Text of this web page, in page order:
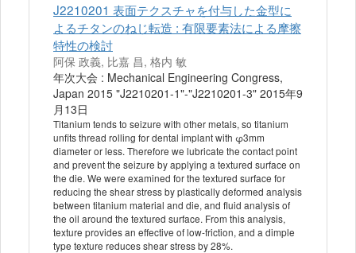
J2210201 表面テクスチャを付与した金型に
よるチタンのねじ転造 : 有限要素法による摩擦
特性の検討
阿保 政義, 比嘉 昌, 格内 敏
年次大会 : Mechanical Engineering Congress,
Japan 2015 "J2210201-1"-"J2210201-3" 2015年9
月13日
Titanium tends to seizure with other metals, so titanium
unfits thread rolling for dental implant with φ3mm
diameter or less. Therefore we lubricate the contact point
and prevent the seizure by applying a textured surface on
the die. We were examined for the textured surface for
reducing the shear stress by plastically deformed analysis
between titanium material and die, and fluid analysis of
the oil around the textured surface. From this analysis,
texture provides an effective of low-friction, and a dimple
type texture reduces shear stress by 28%.